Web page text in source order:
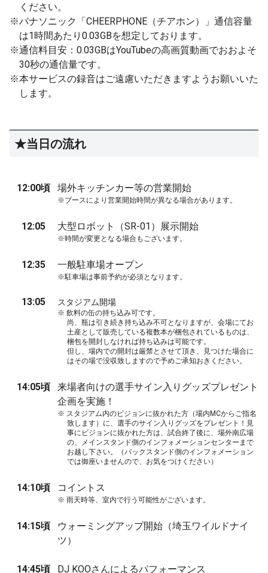
ください。
※パナソニック「CHEERPHONE（チアホン）」通信容量
は1時間あたり0.03GBを想定しております。
※通信料目安：0.03GBはYouTubeの高画質動画でおおよそ
30秒の通信量です。
※本サービスの録音はご遠慮いただきますようお願いいた
します。
★当日の流れ
12:00頃 場外キッチンカー等の営業開始
※ブースにより営業開始時間が異なる場合があります。
12:05 大型ロボット（SR-01）展示開始
※時間が変更となる場合もございます。
12:35 一般駐車場オープン
※駐車場は事前予約が必須となります。
13:05 スタジアム開場
※ 飲料の缶の持ち込み可です。
尚、瓶は引き続き持ち込み不可となりますが、会場にてお
土産として販売している複数本が梱包されているものは、
梱包を開封しなければ持ち込みは可能です。
但し、場内での開封は厳禁とさせて頂き、見つけた場合に
はその場で没収致しますので予めご承知おきください。
14:05頃
来場者向けの選手サイン入りグッズプレゼント
企画を実施！
※ スタジアム内のビジョンに抜かれた方（場内MCからご指名
致します）に、選手のサイン入りグッズをプレゼント！見
事にビジョンに抜かれた方は、試合終了後に、場外南広場
の、メインスタンド側のインフォメーションセンターまで
お越し下さい。（バックスタンド側のインフォメーション
では御座いませんので、お気をつけください）
14:10頃 コイントス
※ 雨天時等、室内で行う可能性がございます。
14:15頃
ウォーミングアップ開始（埼玉ワイルドナイ
ツ）
14:45頃 DJ KOOさんによるパフォーマンス